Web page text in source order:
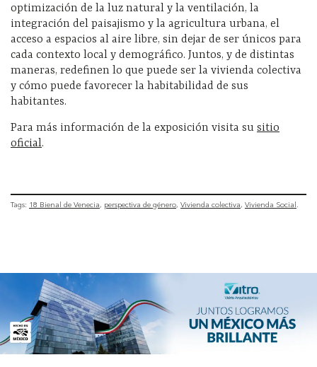
optimización de la luz natural y la ventilación, la
integración del paisajismo y la agricultura urbana, el
acceso a espacios al aire libre, sin dejar de ser únicos para
cada contexto local y demográfico. Juntos, y de distintas
maneras, redefinen lo que puede ser la vivienda colectiva
y cómo puede favorecer la habitabilidad de sus
habitantes.
Para más información de la exposición visita su sitio
oficial.
Tags: 18 Bienal de Venecia perspectiva de género Vivienda colectiva Vivienda Social